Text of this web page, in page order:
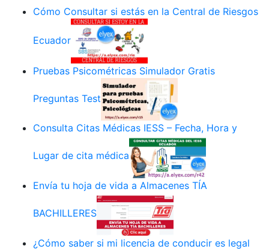
Cómo Consultar si estás en la Central de Riesgos
Ecuador
Pruebas Psicométricas Simulador Gratis
Preguntas Test
Consulta Citas Médicas IESS – Fecha, Hora y
Lugar de cita médica
Envía tu hoja de vida a Almacenes TÍA
BACHILLERES
¿Cómo saber si mi licencia de conducir es legal